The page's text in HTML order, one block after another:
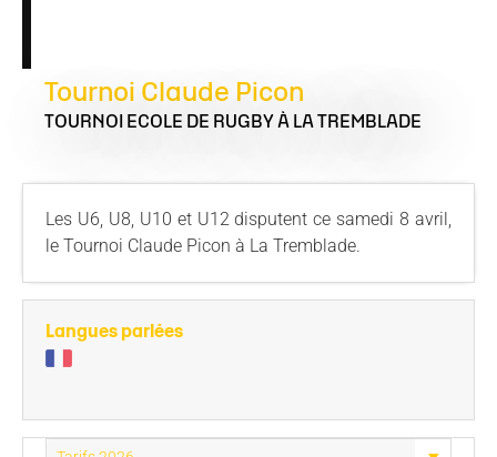
Tournoi Claude Picon
TOURNOI ECOLE DE RUGBY À LA TREMBLADE
Les U6, U8, U10 et U12 disputent ce samedi 8 avril,
le Tournoi Claude Picon à La Tremblade.
Langues parlées